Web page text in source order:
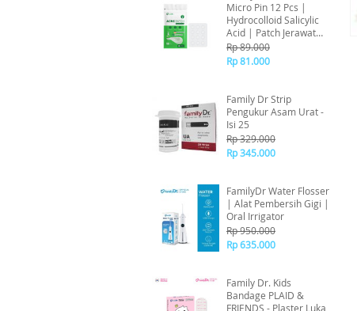
Micro Pin 12 Pcs |
Hydrocolloid Salicylic
Acid | Patch Jerawat
Siang Malam | K-
Beauty Made in Korea
Rp 89.000
Rp 81.000
Family Dr Strip
Pengukur Asam Urat -
Isi 25
Rp 329.000
Rp 345.000
FamilyDr Water Flosser
| Alat Pembersih Gigi |
Oral Irrigator
Rp 950.000
Rp 635.000
Family Dr. Kids
Bandage PLAID &
FRIENDS - Plaster Luka